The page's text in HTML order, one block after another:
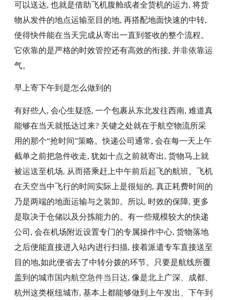
可以送达, 也就是借助飞机腹舱或者全货机的运力, 将货
物从发件的地点运输至目的地, 再搭配地面快速的中转,
使得快件能在当天完成从寄出一直到签收的整个流程。
它依靠的是严格的时效管控还有高效的衔接, 并非依靠运
气。
早上寄下午到是怎么做到的
有好些人, 会心生疑惑, 一个包裹从东北发往西南, 难道真
能够在当天就抵达过来? 关键之处就在于航空物流所采
用的那个“抢时间”策略。快递公司通常, 会在每一天上午
截单之前把急件收走, 犹如十点之前就寄出, 货物马上就
被运送至机场, 从而搭乘赶上中午前后起飞的航班。飞机
在天空当中飞行的时间实际上是很短的, 真正耗费时间的
乃是两端的地面运输与之装卸。所以, 时效的保障, 更多
是取决于仓储以及分拣能力的。有一些规模较大的快递
公司, 会在机场附近设置专门的专属操作中心, 货物落地
之后便能直接进入站内进行扫描, 接着派遣专车直接送至
目的地,如此便省去了中转分拨的环节。只要是航线所覆
盖到的城市国内航空急件当日达, 像是北上广深、成都、
杭州这类枢纽城市, 基本上都能够做到上午发出、下午到